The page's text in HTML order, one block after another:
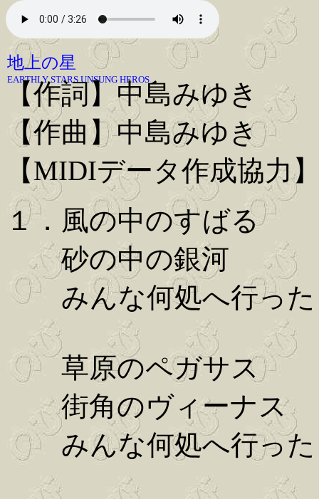
地上の星
EARTHLY STARS UNSUNG HEROS
【作詞】中島みゆき
【作曲】中島みゆき
【MIDIデータ作成協力
１．風の中のすばる
砂の中の銀河
みんな何処へ行った
草原のペガサス
街角のヴィーナス
みんな何処へ行った